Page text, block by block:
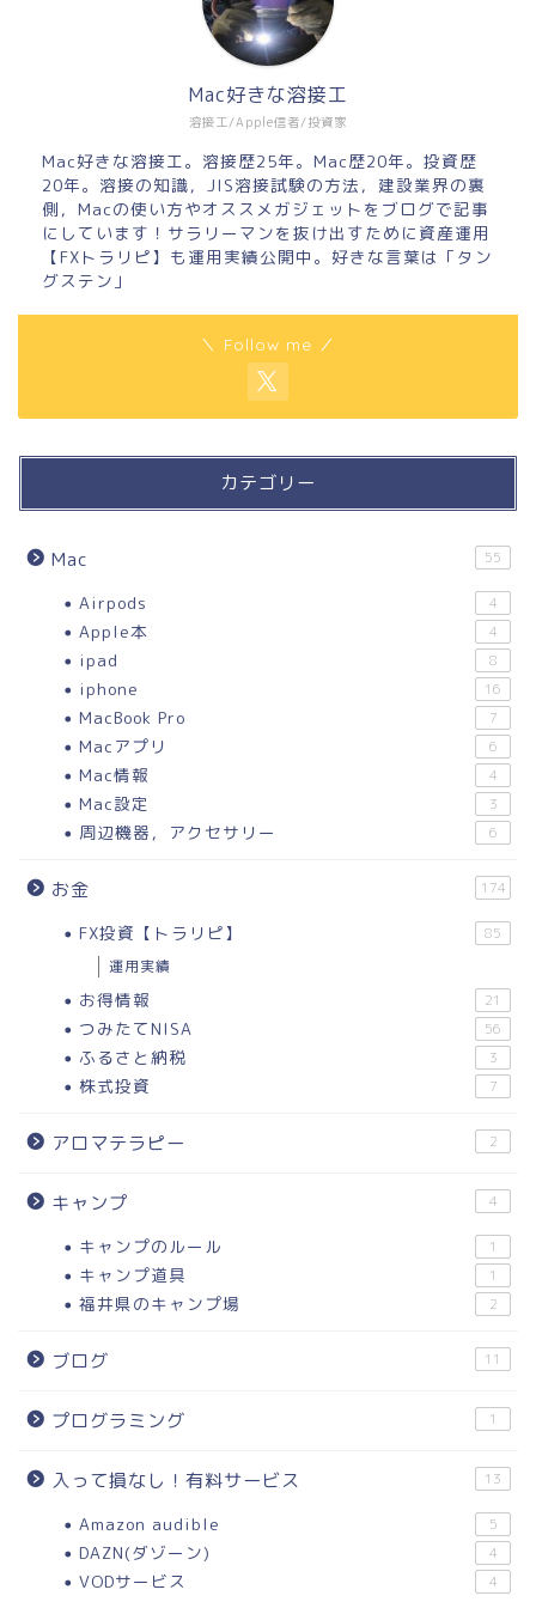
溶接工/Apple信者/投資家
Mac好きな溶接工
Mac好きな溶接工。溶接歴25年。Mac歴20年。投資歴
20年。溶接の知識，JIS溶接試験の方法，建設業界の裏
側，Macの使い方やオススメガジェットをブログで記事
にしています！サラリーマンを抜け出すために資産運用
【FXトラリピ】も運用実績公開中。好きな言葉は「タン
グステン」
＼ Follow me ／
カテゴリー
Mac 55
Airpods 4
Apple本 4
ipad 8
iphone 16
MacBook Pro 7
Macアプリ 6
Mac情報 4
Mac設定 3
周辺機器，アクセサリー 6
お金 174
FX投資【トラリピ】 85
運用実績
お得情報 21
つみたてNISA 56
ふるさと納税 3
株式投資 7
アロマテラピー 2
キャンプ 4
キャンプのルール 1
キャンプ道具 1
福井県のキャンプ場 2
ブログ 11
プログラミング 1
入って損なし！有料サービス 13
Amazon audible 5
DAZN(ダゾーン) 4
VODサービス 4